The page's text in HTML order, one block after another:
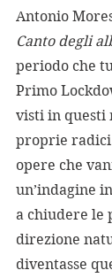
Antonio
Canto degli
periodo che
Primo
visti in questi
proprie
opere che
un’indagine
a chiudere le
direzione
diventasse